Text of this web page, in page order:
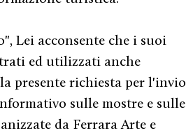
Lei acconsente che i suoi
ed utilizzati anche
presente richiesta per l'invio
sulle mostre e sulle
da Ferrara Arte e